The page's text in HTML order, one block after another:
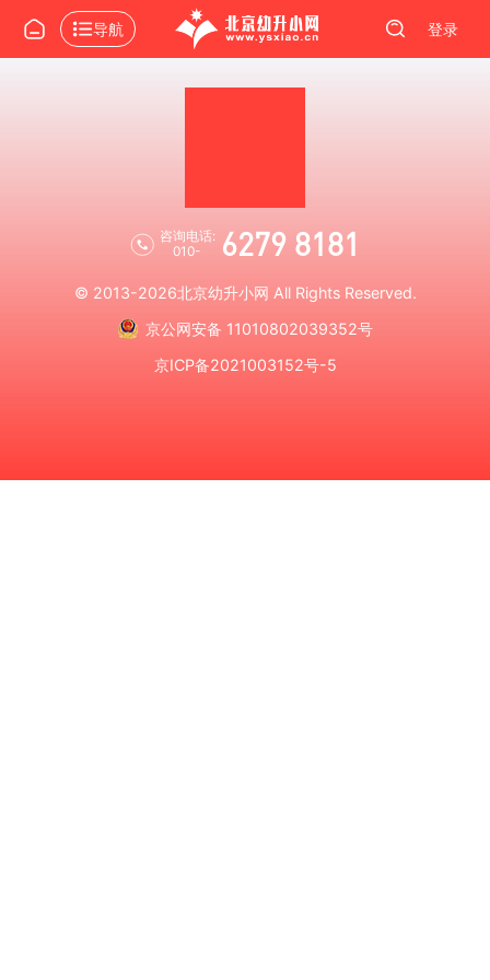
导航 登录
咨询电话:
010-
6279 8181
© 2013-2026北京幼升小网 All Rights Reserved.
京公网安备 11010802039352号
京ICP备2021003152号-5